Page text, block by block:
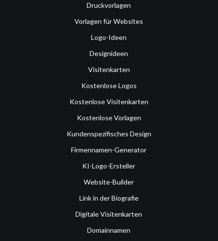
Druckvorlagen
Vorlagen für Websites
Logo-Ideen
Designideen
Visitenkarten
Kostenlose Logos
Kostenlose Visitenkarten
Kostenlose Vorlagen
Kundenspezifisches Design
Firmennamen-Generator
KI-Logo-Ersteller
Website-Builder
Link in der Biografie
Digitale Visitenkarten
Domainnamen